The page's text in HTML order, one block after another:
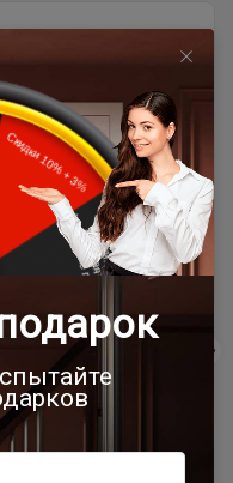
55х190 см
двери
/ Модерно
700x2200
900x2300
Высота 180